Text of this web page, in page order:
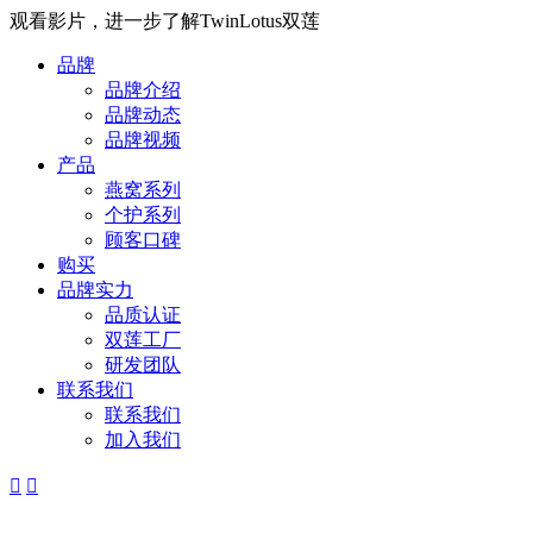
观看影片，进一步了解TwinLotus双莲
品牌
品牌介绍
品牌动态
品牌视频
产品
燕窝系列
个护系列
顾客口碑
购买
品牌实力
品质认证
双莲工厂
研发团队
联系我们
联系我们
加入我们
 